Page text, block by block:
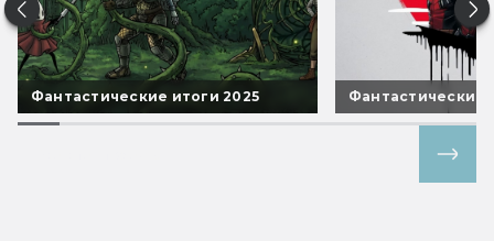
Фантастические итоги 2025 Фантастические